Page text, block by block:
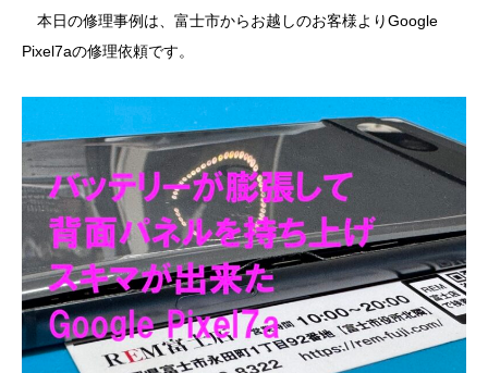
本日の修理事例は、富士市からお越しのお客様よりGoogle
Pixel7aの修理依頼です。